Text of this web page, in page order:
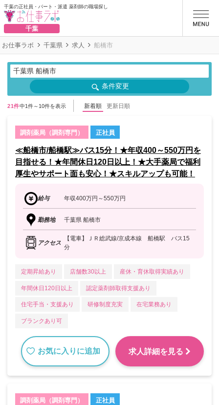
千葉の正社員・パート・派遣 薬剤師の職場探し
千葉
お仕事ラボ 千葉県 求人 船橋市
千葉県 船橋市
条件変更
21件中1件～10件を表示 新着順 更新日順
調剤薬局（調剤専門） 正社員
≪船橋市/船橋駅≫バス15分！★年収400～550万円を
目指せる！★年間休日120日以上！★大手薬局で福利
厚生やサポート面も安心！★スキルアップも可能！
給与 年収400万円～550万円
勤務地 千葉県 船橋市
アクセス
【電車】ＪＲ総武線/京成本線 船橋駅 バス15
分
定期昇給あり 店舗数30以上 産休・育休取得実績あり
年間休日120日以上 認定薬剤師取得支援あり
住宅手当・支援あり 研修制度充実 在宅業務あり
ブランクあり可
お気に入りに追加 求人詳細を見る
調剤薬局（調剤専門） 正社員